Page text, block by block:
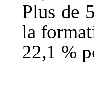
Plus de
la
22,1 %